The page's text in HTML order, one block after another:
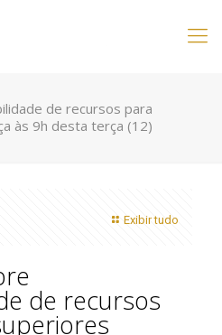
de recursos para
às 9h desta terça (12)
Exibir tudo
de recursos